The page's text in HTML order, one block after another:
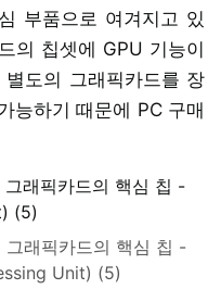
부품으로 여겨지고 있
의 칩셋에 GPU 기능이
도의 그래픽카드를 장
능하기 때문에 PC 구매
그래픽카드의 핵심 칩 -
Unit) (5)